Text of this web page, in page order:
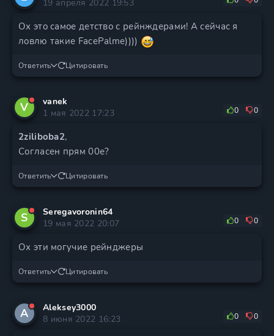
19 апреля 2022 19:53
Ох это самое детство с рейнждерами! А сейчас я
ловлю такие FacePalme))))
Ответить Цитировать
V
vanek
1 мая 2022 17:23
0 0
2ziliboba2,
Согласен прям 00е?
Ответить Цитировать
S
Seregavoronin64
19 мая 2022 20:07
0 0
Ох эти могучие рейнджеры
Ответить Цитировать
A
Aleksey3000
8 июня 2022 16:23
0 0